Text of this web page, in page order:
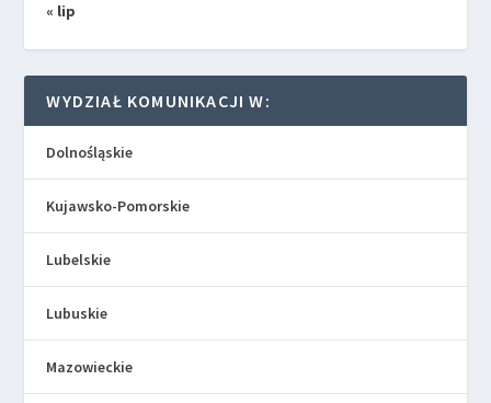
« lip
WYDZIAŁ KOMUNIKACJI W:
Dolnośląskie
Kujawsko-Pomorskie
Lubelskie
Lubuskie
Mazowieckie